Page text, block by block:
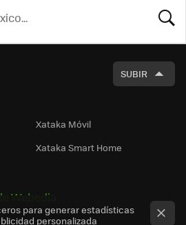
SUBIR
Xataka Móvil
Xataka Smart Home
Webedia
para generar estadísticas
personalizada